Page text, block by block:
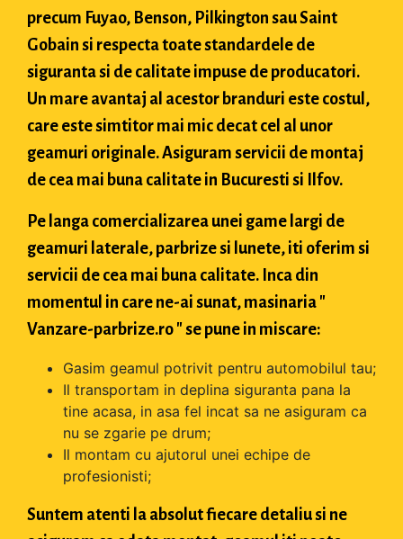
precum Fuyao, Benson, Pilkington sau Saint
Gobain si respecta toate standardele de
siguranta si de calitate impuse de producatori.
Un mare avantaj al acestor branduri este costul,
care este simtitor mai mic decat cel al unor
geamuri originale. Asiguram servicii de montaj
de cea mai buna calitate in Bucuresti si Ilfov.
Pe langa comercializarea unei game largi de
geamuri laterale, parbrize si lunete, iti oferim si
servicii de cea mai buna calitate. Inca din
momentul in care ne-ai sunat, masinaria "
Vanzare-parbrize.ro " se pune in miscare:
Gasim geamul potrivit pentru automobilul tau;
Il transportam in deplina siguranta pana la
tine acasa, in asa fel incat sa ne asiguram ca
nu se zgarie pe drum;
Il montam cu ajutorul unei echipe de
profesionisti;
Suntem atenti la absolut fiecare detaliu si ne